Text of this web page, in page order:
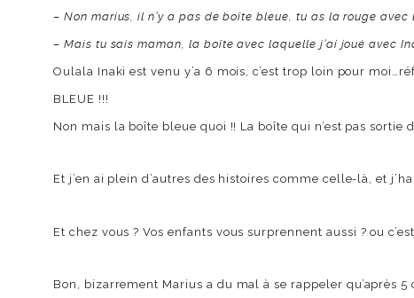
– Non marius, il n’y a pas de boîte bleue, tu as la rouge
– Mais tu sais maman, la boîte avec laquelle j’ai joué avec
Oulala Inaki est venu y’a 6 mois, c’est trop loin pour
BLEUE !!!
Non mais la boîte bleue quoi !! La boîte qui n’est pas
Et j’en ai plein d’autres des histoires comme celle-là, et
Et chez vous ? Vos enfants vous surprennent aussi ? ou
Bon, bizarrement Marius a du mal à se rappeler qu’après 5